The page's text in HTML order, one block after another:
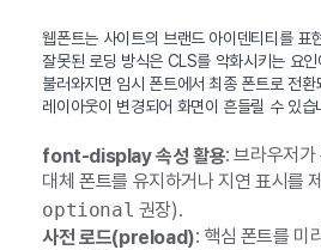
웹폰트는 사이트의 브랜드 아이덴티티를 표
잘못된 로딩 방식은 CLS를 악화시키는 요
불러와지면 임시 폰트에서 최종 폰트로 전
레이아웃이 변경되어 화면이 흔들릴 수 있습
font-display 속성 활용: 브라우저
대체 폰트를 유지하거나 지연 표시를
optional 권장).
사전 로드(preload): 핵심 폰트를 미